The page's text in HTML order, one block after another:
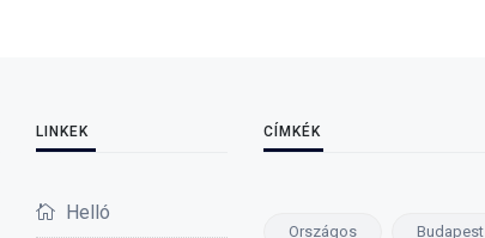
LINKEK
Helló
CÍMKÉK
Országos Budapest